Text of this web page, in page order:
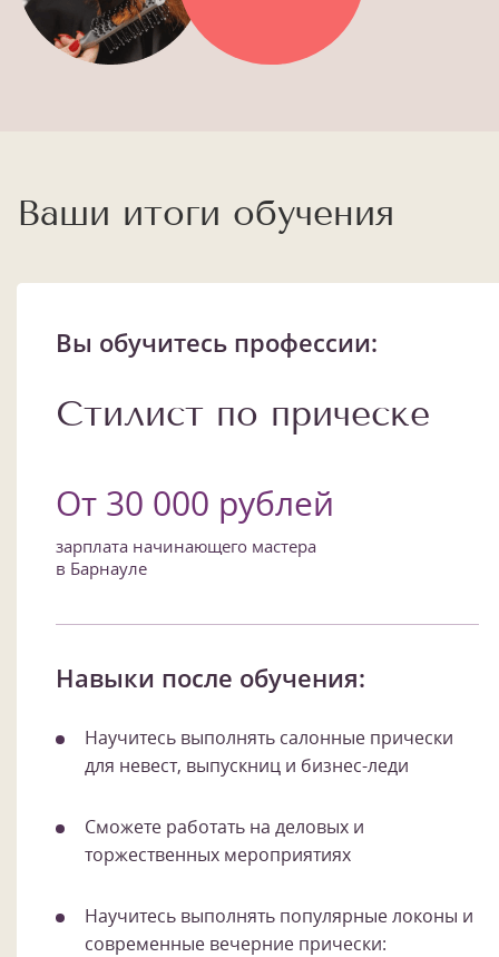
Ваши итоги обучения
Вы обучитесь профессии:
Стилист по прическе
От 30 000 рублей
зарплата начинающего мастера
в Барнауле
Навыки после обучения:
Научитесь выполнять салонные прически
для невест, выпускниц и бизнес-леди
Сможете работать на деловых и
торжественных мероприятиях
Научитесь выполнять популярные локоны и
современные вечерние прически: